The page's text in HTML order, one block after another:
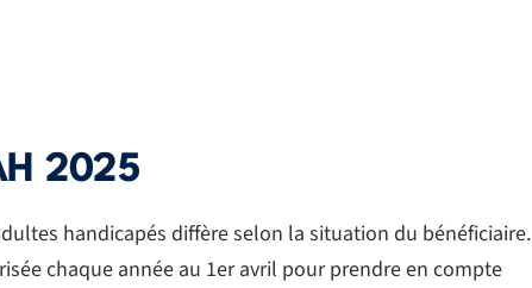
2025
handicapés diffère selon la situation du bénéficiaire.
chaque année au 1er avril pour prendre en compte